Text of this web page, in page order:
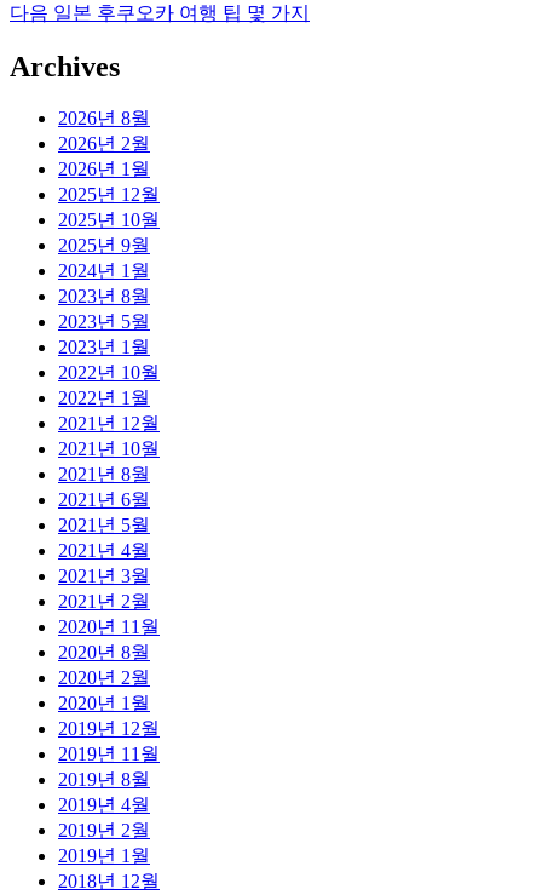
탐
글:
다음 다
글:
일본 후쿠오카 여행 팁 몇 가지
Archives
2026년 8월
2026년 2월
2026년 1월
2025년 12월
2025년 10월
2025년 9월
2024년 1월
2023년 8월
2023년 5월
2023년 1월
2022년 10월
2022년 1월
2021년 12월
2021년 10월
2021년 8월
2021년 6월
2021년 5월
2021년 4월
2021년 3월
2021년 2월
2020년 11월
2020년 8월
2020년 2월
2020년 1월
2019년 12월
2019년 11월
2019년 8월
2019년 4월
2019년 2월
2019년 1월
2018년 12월